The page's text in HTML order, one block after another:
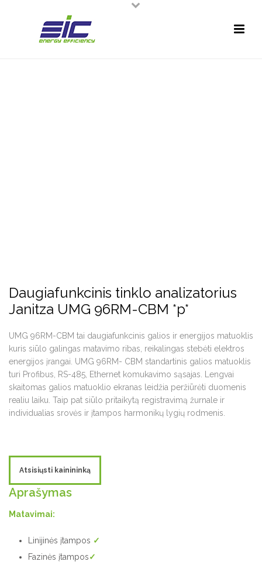
Daugiafunkcinis tinklo analizatorius
Janitza UMG 96RM-CBM *p*
UMG 96RM-CBM tai daugiafunkcinis galios ir energijos matuoklis
kuris siūlo galingas matavimo ribas, reikalingas stebėti elektros
energijos įrangai. UMG 96RM- CBM standartinis galios matuoklis
turi Profibus, RS-485, Ethernet komukavimo sąsajas. Lengvai
skaitomas galios matuoklio ekranas leidžia peržiūrėti duomenis
realiu laiku. Taip pat siūlo pritaikytą registravimą žurnale ir
individualias srovės ir įtampos harmonikų lygių rodmenis.
Atsisiųsti kainininką
Aprašymas
Matavimai:
Linijinės įtampos ✓
Fazinės įtampos✓